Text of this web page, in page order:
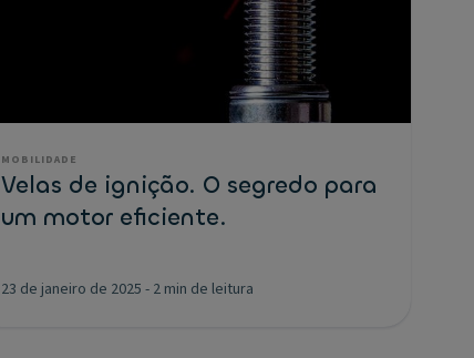
MOBILIDADE
Velas de ignição. O segredo para
um motor eficiente.
23 de janeiro de 2025 - 2 min de leitura